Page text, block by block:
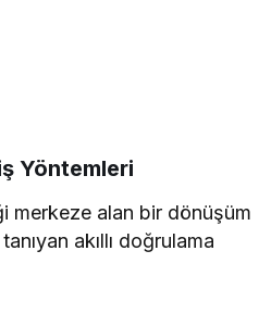
Yöntemleri
merkeze alan bir dönüşüm
akıllı doğrulama